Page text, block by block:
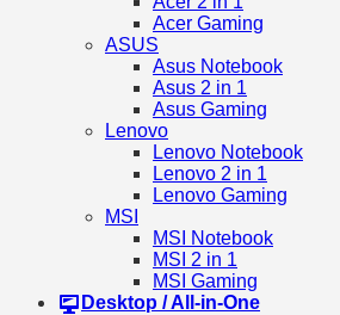
Acer Gaming
ASUS
Asus Notebook
Asus 2 in 1
Asus Gaming
Lenovo
Lenovo Notebook
Lenovo 2 in 1
Lenovo Gaming
MSI
MSI Notebook
MSI 2 in 1
MSI Gaming
Desktop / All-in-One